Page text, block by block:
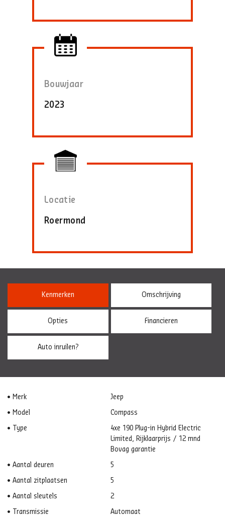
Bouwjaar
2023
Locatie
Roermond
Kenmerken Omschrijving
Opties Financieren
Auto inruilen?
Merk Jeep
Model Compass
Type
4xe 190 Plug-in Hybrid Electric
Limited, Rijklaarprijs / 12 mnd
Bovag garantie
Aantal deuren 5
Aantal zitplaatsen 5
Aantal sleutels 2
Transmissie Automaat